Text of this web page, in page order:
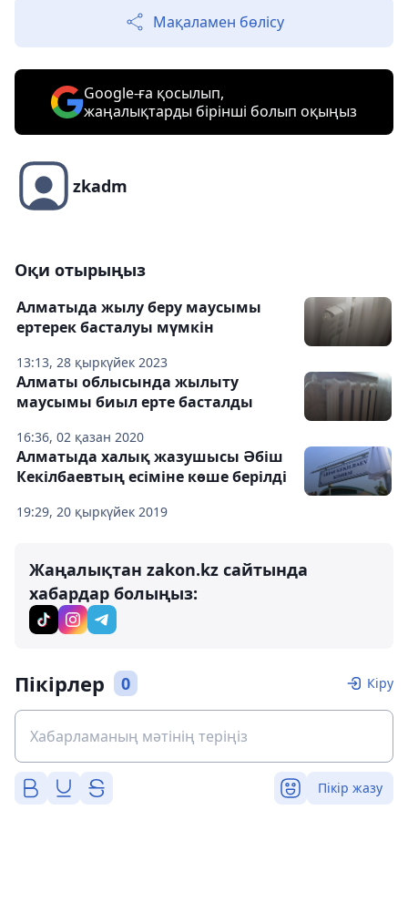
Мақаламен бөлісу
Google-ға қосылып,
жаңалықтарды бірінші болып оқыңыз
zkadm
Оқи отырыңыз
13:13, 28 қыркүйек 2023
Алматыда жылу беру маусымы
ертерек басталуы мүмкін
16:36, 02 қазан 2020
Алматы облысында жылыту
маусымы биыл ерте басталды
19:29, 20 қыркүйек 2019
Алматыда халық жазушысы Әбіш
Кекілбаевтың есіміне көше берілді
Жаңалықтан zakon.kz сайтында
хабардар болыңыз:
Пікірлер 0 Кіру
Пікір жазу